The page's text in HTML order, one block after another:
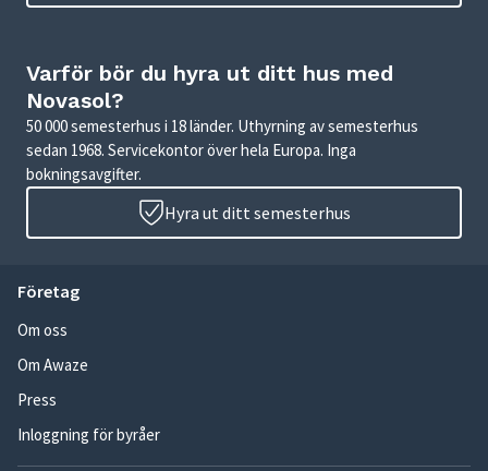
Varför bör du hyra ut ditt hus med
Novasol?
50 000 semesterhus i 18 länder. Uthyrning av semesterhus
sedan 1968. Servicekontor över hela Europa. Inga
bokningsavgifter.
Hyra ut ditt semesterhus
Företag
Om oss
Om Awaze
Press
Inloggning för byråer